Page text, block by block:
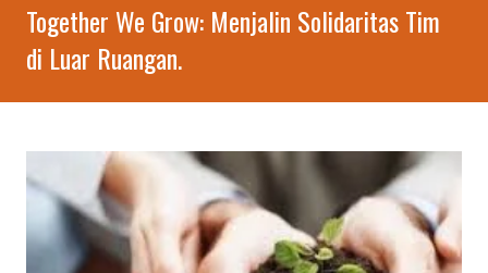
Together We Grow: Menjalin Solidaritas Tim
di Luar Ruangan.